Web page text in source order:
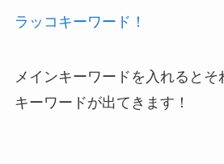
ラッコキーワード！
メインキーワードを入れるとそ
キーワードが出てきます！